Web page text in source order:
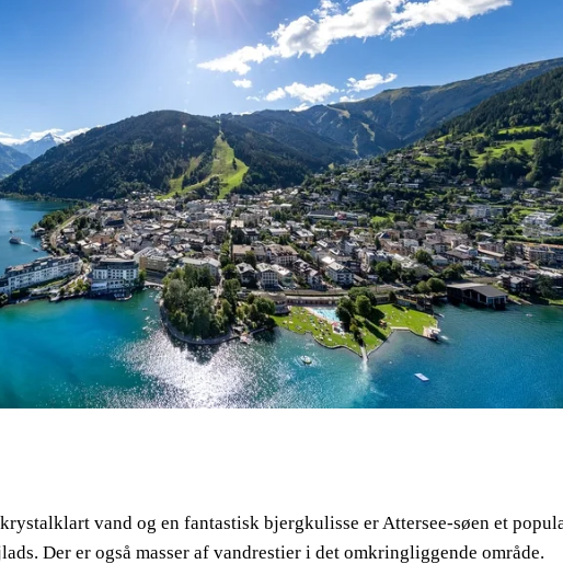
vand og en fantastisk bjergkulisse er Attersee-søen et
Der er også masser af vandrestier i det omkringliggende område.